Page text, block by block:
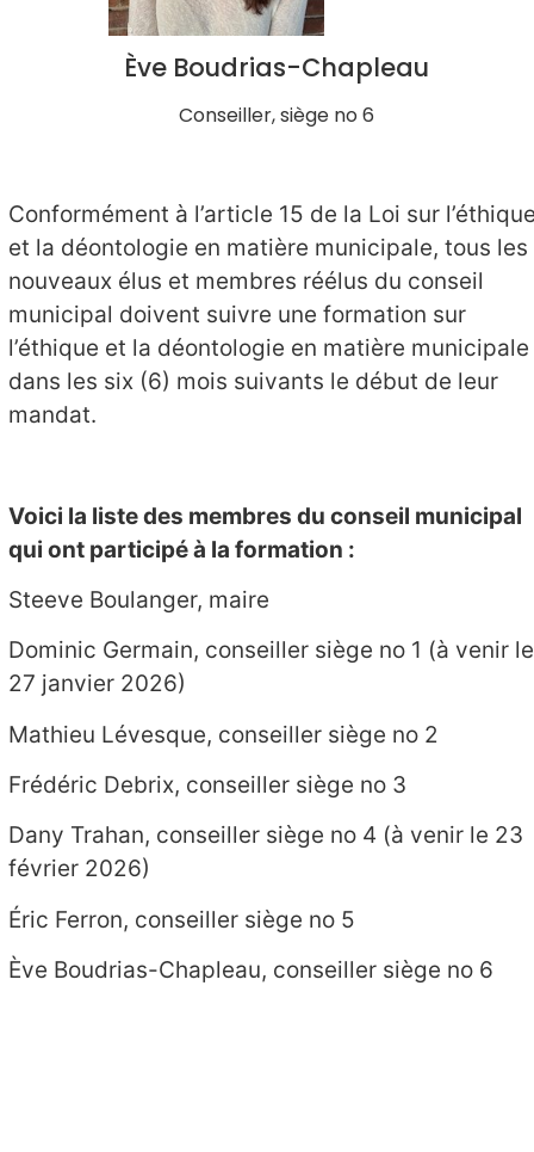
Ève Boudrias-Chapleau
Conseiller, siège no 6
Conformément à l’article 15 de la Loi sur
et la déontologie en matière municipale, tous les
nouveaux élus et membres réélus du conseil
municipal doivent suivre une formation sur
l’éthique et la déontologie en matière municipale
dans les six (6) mois suivants le début de leur
mandat.
Voici la liste des membres du conseil municipal
qui ont participé à la formation :
Steeve Boulanger, maire
Dominic Germain, conseiller siège no 1 (à venir le
27 janvier 2026)
Mathieu Lévesque, conseiller siège no 2
Frédéric Debrix, conseiller siège no 3
Dany Trahan, conseiller siège no 4 (à venir le 23
février 2026)
Éric Ferron, conseiller siège no 5
Ève Boudrias-Chapleau, conseiller siège no 6